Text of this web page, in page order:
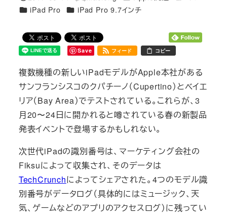
投稿日
著
者
カテゴリー
iPad Pro カテゴリー
iPad Pro 9.7インチ
Save フィード コピー
複数機種の新しいiPadモデルがApple本社がある
サンフランシスコのクパチーノ（Cupertino）とベイエ
リア（Bay Area）でテストされている。これらが、3
月20〜24日に開かれると噂されている春の新製品
発表イベントで登場するかもしれない。
次世代iPadの識別番号は、マーケティング会社の
Fiksuによって収集され、そのデータは
TechCrunchによってシェアされた。4つのモデル識
別番号がデータログ（具体的にはミュージック、天
気、ゲームなどのアプリのアクセスログ）に残ってい